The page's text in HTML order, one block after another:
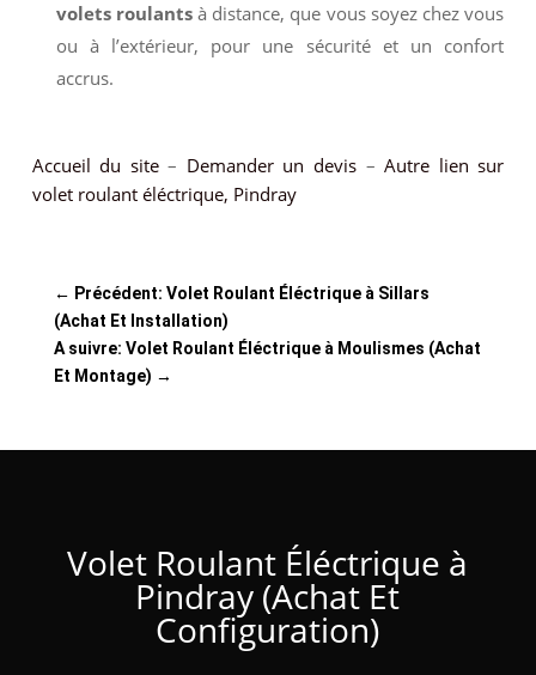
volets roulants à distance, que vous soyez chez vous
ou à l’extérieur, pour une sécurité et un confort
accrus.
Accueil du site– Demander un devis –Autre lien sur
volet roulant éléctrique, Pindray
← Précédent: Volet Roulant Éléctrique à Sillars
(Achat Et Installation)
A suivre: Volet Roulant Éléctrique à Moulismes (Achat
Et Montage) →
Volet Roulant Éléctrique à
Pindray (Achat Et
Configuration)